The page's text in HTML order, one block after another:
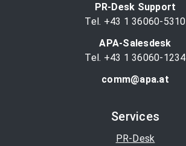
PR-Desk Support
Tel. +43 1 36060-5310
APA-Salesdesk
Tel. +43 1 36060-1234
comm@apa.at
Services
PR-Desk